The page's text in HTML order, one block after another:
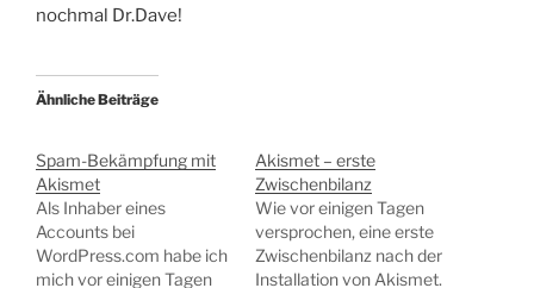
nochmal Dr.Dave!
Ähnliche Beiträge
Spam-Bekämpfung mit
Akismet
Als Inhaber eines
Accounts bei
WordPress.com habe ich
mich vor einigen Tagen
Akismet – erste
Zwischenbilanz
Wie vor einigen Tagen
versprochen, eine erste
Zwischenbilanz nach der
Installation von Akismet.